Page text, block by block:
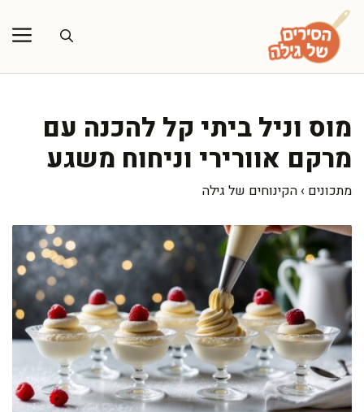
לדלג
לתוכן
מוס וניל ביתי קל להכנה עם
מרקם אוורירי וניחוח משגע
מתכונים › הקינוחים של גילה